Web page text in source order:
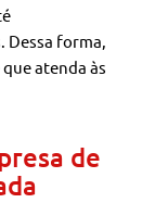
forma,
atenda às
de